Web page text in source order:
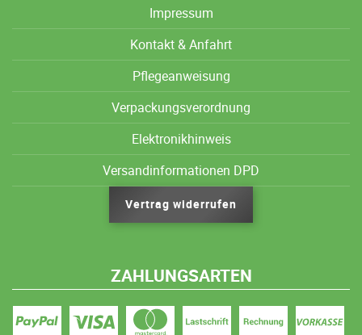
Impressum
Kontakt & Anfahrt
Pflegeanweisung
Verpackungsverordnung
Elektronikhinweis
Versandinformationen DPD
Vertrag widerrufen
ZAHLUNGSARTEN